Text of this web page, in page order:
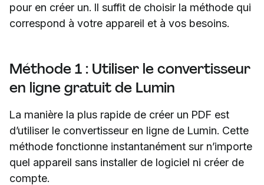
pour en créer un. Il suffit de choisir la méthode qui
correspond à votre appareil et à vos besoins.
Méthode 1 : Utiliser le convertisseur
en ligne gratuit de Lumin
La manière la plus rapide de créer un PDF est
d’utiliser le convertisseur en ligne de Lumin. Cette
méthode fonctionne instantanément sur n’importe
quel appareil sans installer de logiciel ni créer de
compte.